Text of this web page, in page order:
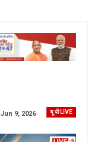
यू पी LIVE
Jun 9, 2026